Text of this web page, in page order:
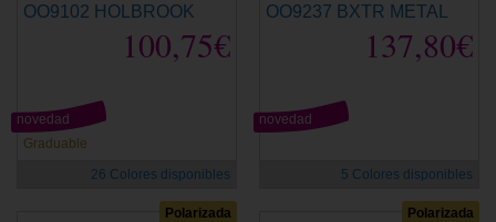
OO9102 HOLBROOK
100,75€
Graduable
novedad
26 Colores disponibles
OO9237 BXTR METAL
137,80€
novedad
5 Colores disponibles
Polarizada Polarizada